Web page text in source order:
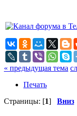
« предыдущая тема
Печать
Страницы: [1] Вниз